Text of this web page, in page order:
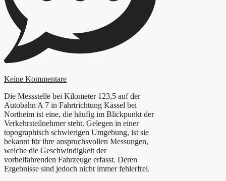
Keine Kommentare
Die Messstelle bei Kilometer 123,5 auf der
Autobahn A 7 in Fahrtrichtung Kassel bei
Northeim ist eine, die häufig im Blickpunkt der
Verkehrsteilnehmer steht. Gelegen in einer
topographisch schwierigen Umgebung, ist sie
bekannt für ihre anspruchsvollen Messungen,
welche die Geschwindigkeit der
vorbeifahrenden Fahrzeuge erfasst. Deren
Ergebnisse sind jedoch nicht immer fehlerfrei.